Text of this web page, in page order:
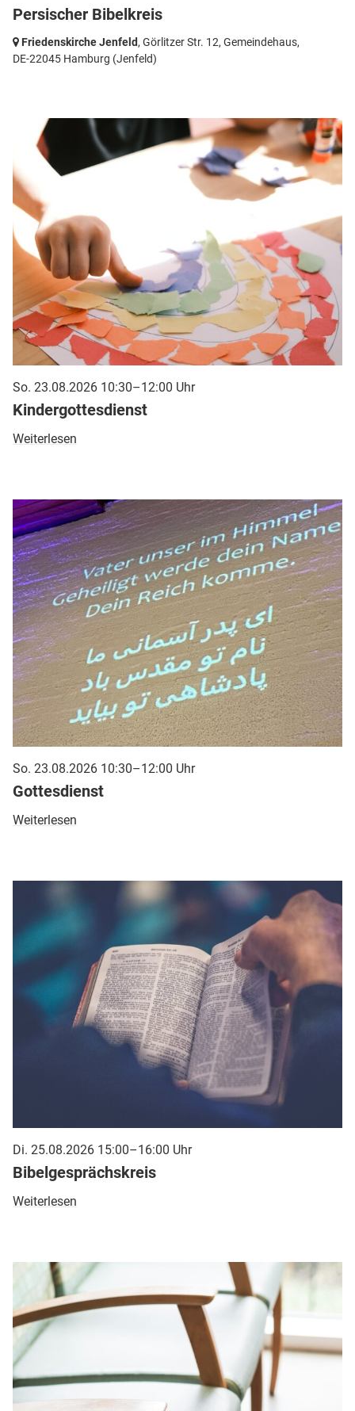
Persischer Bibelkreis
Friedenskirche Jenfeld, Görlitzer Str. 12, Gemeindehaus,
DE-22045 Hamburg (Jenfeld)
So. 23.08.2026 10:30–12:00 Uhr
Kindergottesdienst
Weiterlesen
So. 23.08.2026 10:30–12:00 Uhr
Gottesdienst
Weiterlesen
Di. 25.08.2026 15:00–16:00 Uhr
Bibelgesprächskreis
Weiterlesen